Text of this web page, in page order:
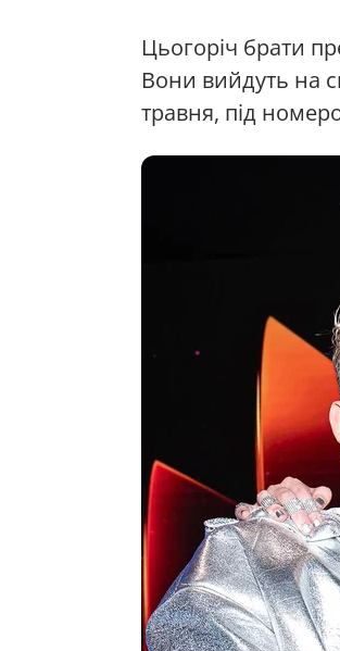
Цьогоріч брати
Вони вийдуть на
травня, під